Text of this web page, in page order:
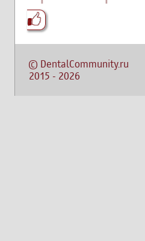
© DentalCommunity.ru
2015 - 2026